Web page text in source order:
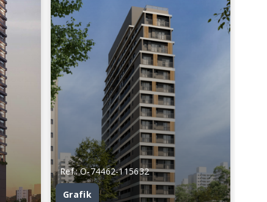
Ref.: O-74462-115632
Grafik